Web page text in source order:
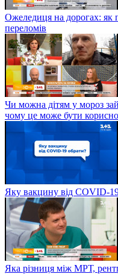
Ожеледиця на дорогах: як
переломів
Чи можна дітям у мороз
чому це може бути корисно
Яку вакцину від COVID-
Яка різниця між МРТ,